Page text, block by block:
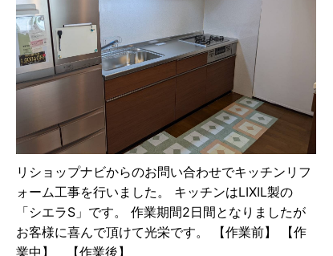
リショップナビからのお問い合わせでキッチンリフ
ォーム工事を行いました。 キッチンはLIXIL製の
「シエラS」です。 作業期間2日間となりましたが
お客様に喜んで頂けて光栄です。 【作業前】 【作
業中】 【作業後】